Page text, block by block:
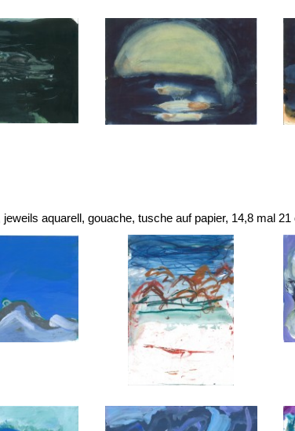
aquarell, gouache, tusche auf papier, 14,8 mal